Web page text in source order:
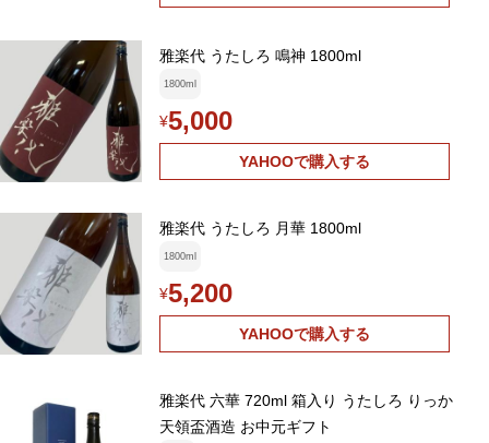
雅楽代 うたしろ 鳴神 1800ml
1800ml
¥5,000
YAHOOで購入する
雅楽代 うたしろ 月華 1800ml
1800ml
¥5,200
YAHOOで購入する
雅楽代 六華 720ml 箱入り うたしろ りっか
天領盃酒造 お中元ギフト